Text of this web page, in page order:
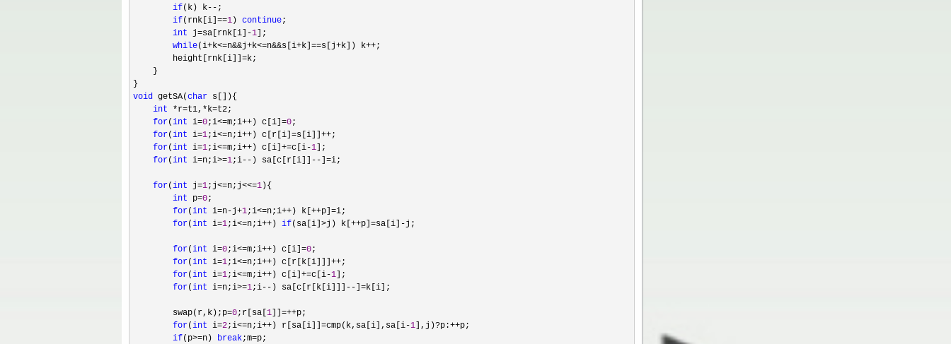
if(k) k-- ;
if(rnk[i]==1 ) continue;
int j=sa[rnk[i]-1 ];
while(i+k<=n&&j+k<=n&&s[i+k]==s[j+k]) k++;
        height[rnk[i]]
=k;
    }
void getSA(char s[]){
int *r=t1,*k=t2;
for(int i=0;i<=m;i++) c[i]=0;
for(int i=1;i<=n;i++) c[r[i]=s[i]]++;
for(int i=1;i<=m;i++) c[i]+=c[i-1 ];
for(int i=n;i>=1;i--) sa[c[r[i]]--]=i;
for(int j=1;j<=n;j<<=1 ){
int p=0;
for(int i=n-j+1;i<=n;i++) k[++p]=i;
for(int i=1;i<=n;i++) if(sa[i]>j) k[++p]=sa[i]-j;
for(int i=0;i<=m;i++) c[i]=0;
for(int i=1;i<=n;i++) c[r[k[i]]]++;
for(int i=1;i<=m;i++) c[i]+=c[i-1 ];
for(int i=n;i>=1;i--) sa[c[r[k[i]]]--]=k[i];
        swap(r,k);p
=0;r[sa[ 1 ]]=++p;
for(int i=2;i<=n;i++) r[sa[i]]=cmp(k,sa[i],sa[i-1 ],j)?p:++p;
if(p>=n) break;m=p;